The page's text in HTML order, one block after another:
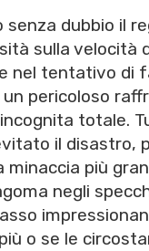
dubbio il
sulla velocità
nel tentativo di
pericoloso
totale.
il disastro,
minaccia più
negli
o se le